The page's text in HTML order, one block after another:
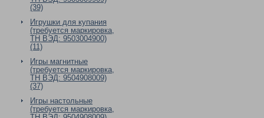
(39)
Игрушки для купания
(требуется маркировка,
ТН ВЭД: 9503004900)
(11)
Игры магнитные
(требуется маркировка,
ТН ВЭД: 9504908009)
(37)
Игры настольные
(требуется маркировка,